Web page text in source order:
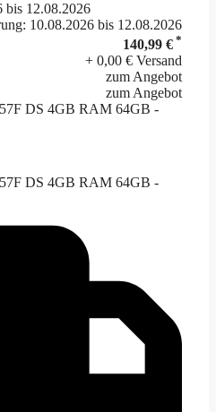
bis 12.08.2026
10.08.2026 bis 12.08.2026
140,99 € *
+ 0,00 € Versand
zum Angebot
zum Angebot
DS 4GB RAM 64GB -
DS 4GB RAM 64GB -